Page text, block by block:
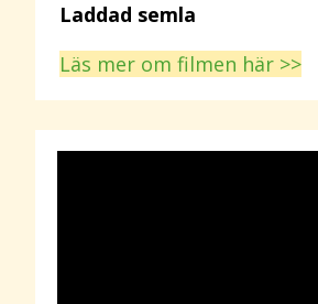
Laddad semla
Läs mer om filmen här >>